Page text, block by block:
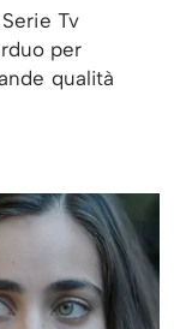
Tv
per
qualità